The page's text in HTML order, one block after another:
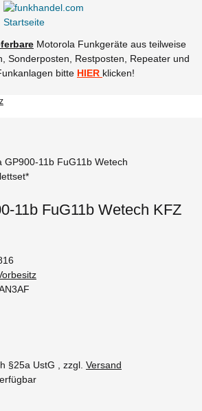
Motorola Funkgeräte aus teilweise
Sonderposten, Restposten, Repeater und
bitte HIER klicken!
11b FuG11b Wetech KFZ
§25a UstG , zzgl. Versand